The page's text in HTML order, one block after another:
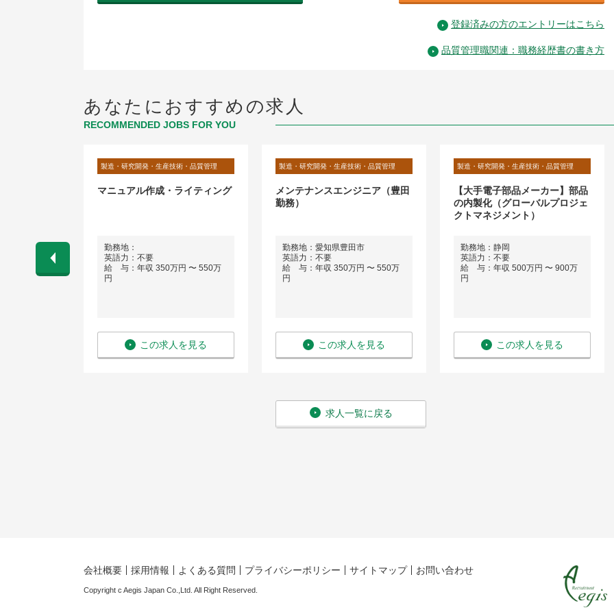
登録済みの方のエントリーはこちら
品質管理職関連：職務経歴書の書き方
あなたにおすすめの求人
RECOMMENDED JOBS FOR YOU
市/愛知県
〜 550万
製造・研究開発・生産技術・品質管理
マニュアル作成・ライティング
勤務地：
英語力：不要
給 与：年収 350万円 〜 550万
円
この求人を見る
製造・研究開発・生産技術・品質管理
メンテナンスエンジニア（豊田
勤務）
勤務地：愛知県豊田市
英語力：不要
給 与：年収 350万円 〜 550万
円
この求人を見る
製造・研究開発・生産技術・品質管理
【大手電子部品メーカー】部品
の内製化（グローバルプロジェ
クトマネジメント）
勤務地：静岡
英語力：不要
給 与：年収 500万円 〜 900万
円
この求人を見る
求人一覧に戻る
会社概要 採用情報 よくある質問 プライバシーポリシー サイトマップ お問い合わせ
Copyright c Aegis Japan Co.,Ltd. All Right Reserved.